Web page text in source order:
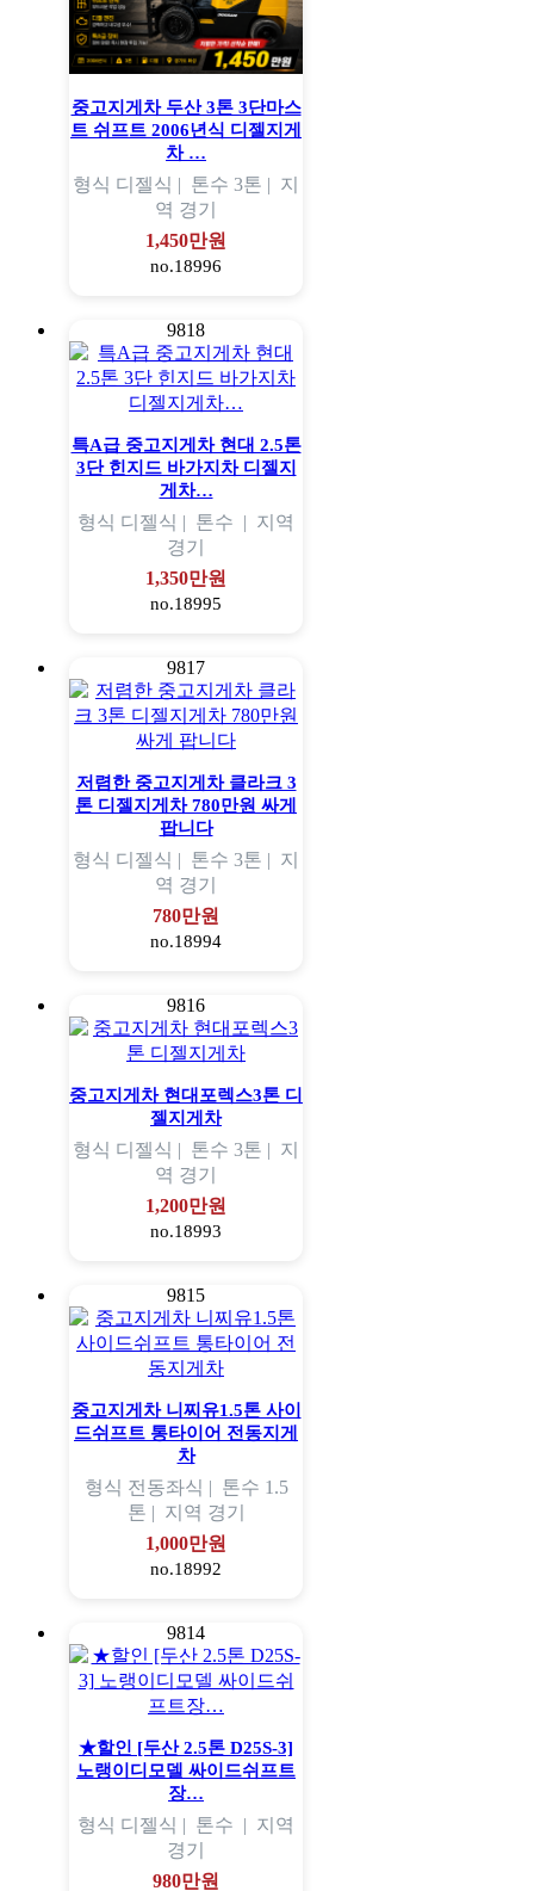
중고지게차 두산 3톤 3단마스
트 쉬프트 2006년식 디젤지게
차 …
형식 디젤식 | 톤수 3톤 | 지
역 경기
1,450만원
no.18996
9818
특A급 중고지게차 현대 2.5톤
3단 힌지드 바가지차 디젤지
게차…
형식 디젤식 | 톤수 | 지역
경기
1,350만원
no.18995
9817
저렴한 중고지게차 클라크 3
톤 디젤지게차 780만원 싸게
팝니다
형식 디젤식 | 톤수 3톤 | 지
역 경기
780만원
no.18994
9816
중고지게차 현대포렉스3톤 디
젤지게차
형식 디젤식 | 톤수 3톤 | 지
역 경기
1,200만원
no.18993
9815
중고지게차 니찌유1.5톤 사이
드쉬프트 통타이어 전동지게
차
형식 전동좌식 | 톤수 1.5
톤 | 지역 경기
1,000만원
no.18992
9814
★할인 [두산 2.5톤 D25S-3]
노랭이디모델 싸이드쉬프트
장…
형식 디젤식 | 톤수 | 지역
경기
980만원